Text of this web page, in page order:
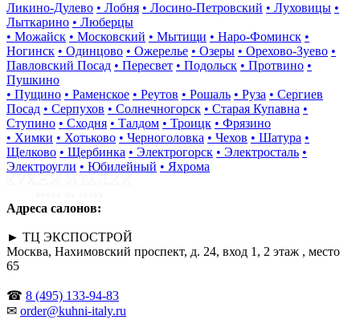
Ликино-Дулево • Лобня • Лосино-Петровский • Луховицы •
Лыткарино • Люберцы
• Можайск • Московский • Мытищи • Наро-Фоминск •
Ногинск • Одинцово • Ожерелье • Озеры • Орехово-Зуево •
Павловский Посад • Пересвет • Подольск • Протвино •
Пушкино
• Пущино • Раменское • Реутов • Рошаль • Руза • Сергиев
Посад • Серпухов • Солнечногорск • Старая Купавна •
Ступино • Сходня • Талдом • Троицк • Фрязино
• Химки • Хотьково • Черноголовка • Чехов • Шатура •
Щелково • Щербинка • Электрогорск • Электросталь •
Электроугли • Юбилейный • Яхрома
Адреса салонов:
► ТЦ ЭКСПОСТРОЙ
Москва, Нахимовский проспект, д. 24, вход 1, 2 этаж , место
65
☎ 8 (495) 133-94-83
✉ order@kuhni-italy.ru